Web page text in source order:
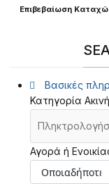
Επιβεβαίωση
Βασικές
Κατηγορία
Αγορά ή